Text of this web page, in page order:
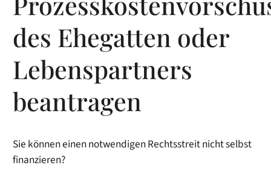
des Ehegatten oder
Lebenspartners
beantragen
Sie können einen notwendigen Rechtsstreit nicht selbst
finanzieren?